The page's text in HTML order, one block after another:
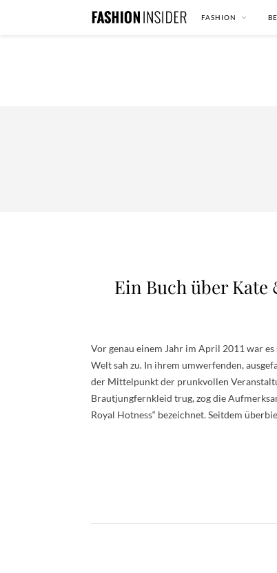
FASHION
Ein Buch über
Vor genau einem Jahr im April 2011 war
Welt sah zu. In ihrem umwerfenden,
der Mittelpunkt der prunkvollen
Brautjungfernkleid trug, zog die
Royal Hotness“ bezeichnet. Seitdem